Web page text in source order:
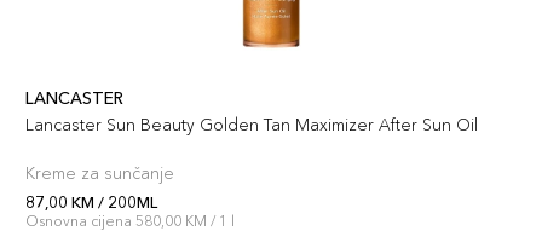
LANCASTER
Lancaster Sun Beauty Golden Tan Maximizer After Sun Oil
Kreme za sunčanje
87,00 KM / 200ML
Osnovna cijena 580,00 KM / 1 l